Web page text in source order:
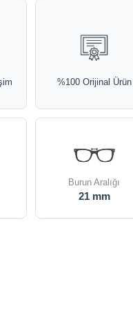
%100 Orijinal Ürün
Burun Aralığı
21 mm